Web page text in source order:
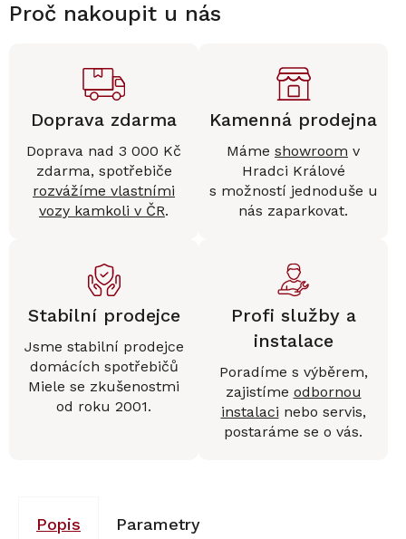
Proč nakoupit u nás
Doprava zdarma
Doprava nad 3 000 Kč
zdarma, spotřebiče
rozvážíme vlastními
vozy kamkoli v ČR.
Kamenná prodejna
Máme showroom v
Hradci Králové
s možností jednoduše u
nás zaparkovat.
Stabilní prodejce
Jsme stabilní prodejce
domácích spotřebičů
Miele se zkušenostmi
od roku 2001.
Profi služby a
instalace
Poradíme s výběrem,
zajistíme odbornou
instalaci nebo servis,
postaráme se o vás.
Popis Parametry